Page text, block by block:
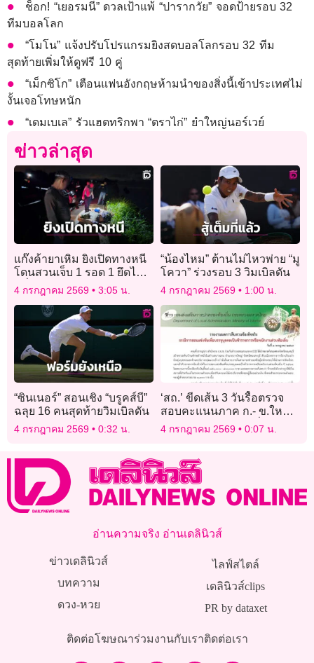
ช็อก! “เยอรมนี” ดวลเป้าแพ้ “ปารากวัย” จอดป้ายรอบ 32
ทีมบอลโลก
“โมโน” แจ้งปรับโปรแกรมยิงสดบอลโลกรอบ 32 ทีม
สุดท้ายเพิ่มให้ดูฟรี 10 คู่
“เม็กซิโก” เตือนแฟนอังกฤษห้ามนำของสิ่งนี้เข้าประเทศไม่
งั้นเจอโทษหนัก
“เดมเบเล” รัวแฮตทริกพา “ตราไก่” ยำใหญ่นอร์เวย์
ข่าวล่าสุด
แก๊งค้ายาเหิม ยิงเปิดทางหนี
โดนสวนเจ็บ 1 รอด 1 ยึดไอซ์
ครึ่งตัน อายัดตัวล่าเครือข่าย
4 กรกฎาคม 2569 3:05 น.
“น้องไหม” ต้านไม่ไหวพ่าย “มู
โควา” ร่วงรอบ 3 วิมเบิลดัน
4 กรกฎาคม 2569 1:00 น.
“ซินเนอร์” สอนเชิง “บรูคส์บี”
ฉลุย 16 คนสุดท้ายวิมเบิลดัน
4 กรกฎาคม 2569 0:32 น.
‘สถ.’ ขีดเส้น 3 วันรื้อตรวจ
สอบคะแนนภาค ก.- ข.ใหม่
15,520 คน พบใครเอี่ยวโกง
ฟัน วินัย-อาญา
4 กรกฎาคม 2569 0:07 น.
อ่านความจริง อ่านเดลินิวส์
ข่าวเดลินิวส์
บทความ
ดวง-หวย
ไลฟ์สไตล์
เดลินิวส์clips
PR by dataxet
ติดต่อโฆษณาร่วมงานกับเราติดต่อเรา